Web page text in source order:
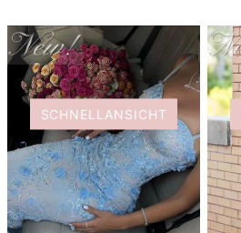
SCHNELLANSICHT